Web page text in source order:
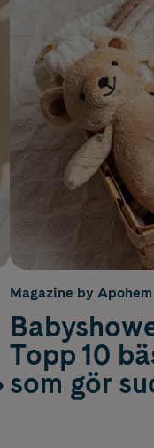
Magazine by Apohem
Topp 10
som gör